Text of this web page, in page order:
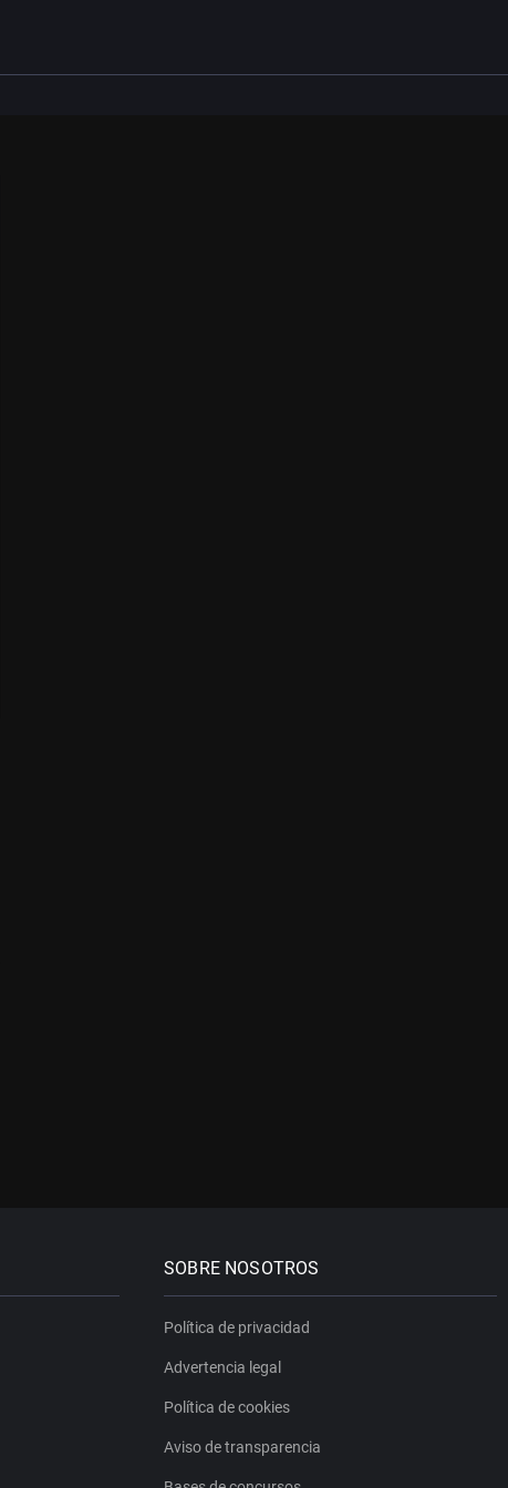
SOBRE NOSOTROS
Política de privacidad
Advertencia legal
Política de cookies
Aviso de transparencia